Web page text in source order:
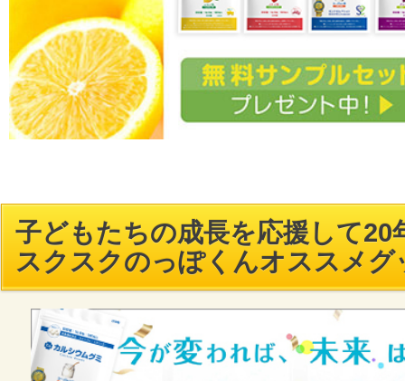
子どもたちの成長を応援して20
スクスクのっぽくんオススメグ